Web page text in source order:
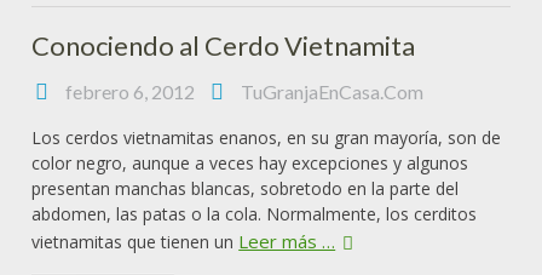
Conociendo al Cerdo Vietnamita
febrero 6, 2012
TuGranjaEnCasa.Com
Los cerdos vietnamitas enanos, en su gran mayoría, son de
color negro, aunque a veces hay excepciones y algunos
presentan manchas blancas, sobretodo en la parte del
abdomen, las patas o la cola. Normalmente, los cerditos
vietnamitas que tienen un Leer más …